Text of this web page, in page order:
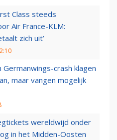
Class steeds
Air France-KLM:
zich uit’
Germanwings-crash klagen
maar vangen mogelijk
wereldwijd onder
in het Midden-Oosten